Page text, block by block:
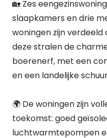
🏡 Zes
slaapkamers en drie
woningen zijn
deze stralen de
boerenerf, met een
en een landelijke
🌍 De woningen zijn
toekomst: goed
luchtwarmtepompen